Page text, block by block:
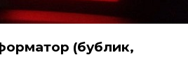
(бублик,